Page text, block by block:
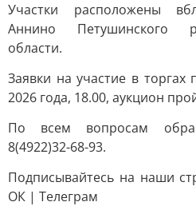
Участки расположены
Аннино Петушинского
области.
Заявки на участие в
2026 года, 18.00, аукцион
По всем вопросам
8(4922)32-68-93.
Подписывайтесь на наши
ОК | Телеграм